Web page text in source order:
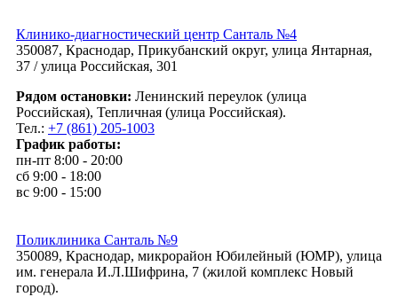
Клинико-диагностический центр Санталь №4
350087, Краснодар, Прикубанский округ, улица Янтарная,
37 / улица Российская, 301
Рядом остановки: Ленинский переулок (улица
Российская), Тепличная (улица Российская).
Тел.: +7 (861) 205-1003
График работы:
пн-пт 8:00 - 20:00
сб 9:00 - 18:00
вс 9:00 - 15:00
Поликлиника Санталь №9
350089, Краснодар, микрорайон Юбилейный (ЮМР), улица
им. генерала И.Л.Шифрина, 7 (жилой комплекс Новый
город).